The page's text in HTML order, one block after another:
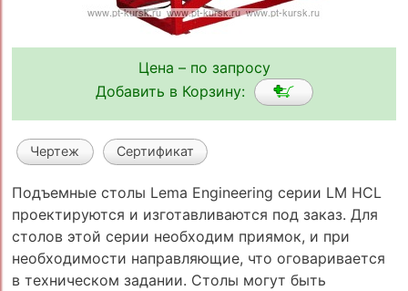
Цена – по запросу
Добавить в Корзину:
Чертеж Сертификат
Подъемные столы Lema Engineering серии LM HCL
проектируются и изготавливаются под заказ. Для
столов этой серии необходим приямок, и при
необходимости направляющие, что оговаривается
в техническом задании. Столы могут быть